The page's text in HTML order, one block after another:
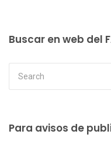
Buscar en web del
Para avisos de